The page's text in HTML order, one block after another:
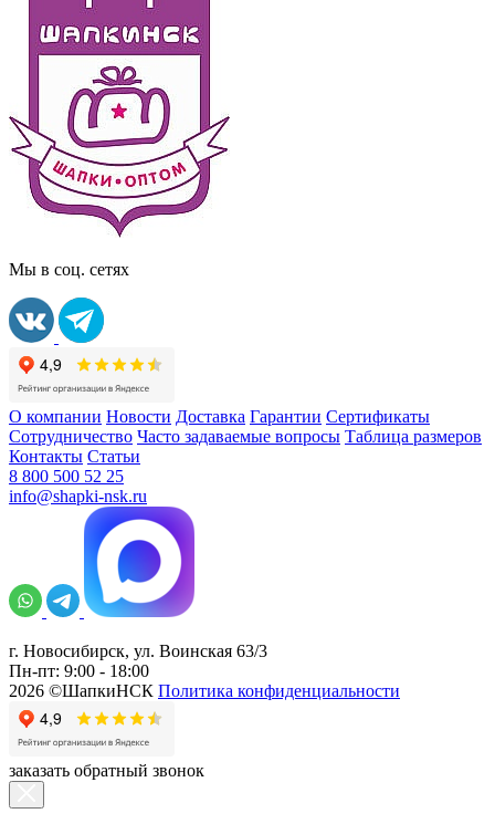
Мы в соц. сетях
О компании Новости Доставка Гарантии Сертификаты
Сотрудничество Часто задаваемые вопросы Таблица размеров
Контакты Статьи
8 800 500 52 25
info@shapki-nsk.ru
г. Новосибирск, ул. Воинская 63/3
Пн-пт: 9:00 - 18:00
2026 ©ШапкиНСК Политика конфиденциальности
заказать обратный звонок